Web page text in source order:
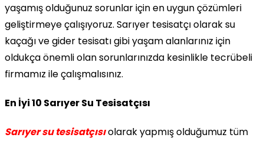
yaşamış olduğunuz sorunlar için en uygun çözümleri
geliştirmeye çalışıyoruz. Sarıyer tesisatçı olarak su
kaçağı ve gider tesisatı gibi yaşam alanlarınız için
oldukça önemli olan sorunlarınızda kesinlikle tecrübeli
firmamız ile çalışmalısınız.
En İyi 10 Sarıyer Su Tesisatçısı
Sarıyer su tesisatçısıolarak yapmış olduğumuz tüm